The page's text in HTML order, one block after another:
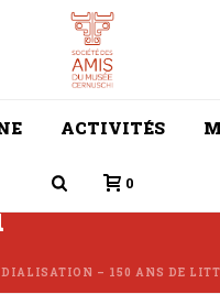
ACTIVITÉS
0
– 150 ANS DE